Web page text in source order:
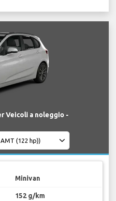
Veicoli a noleggio -
Minivan
152 g/km